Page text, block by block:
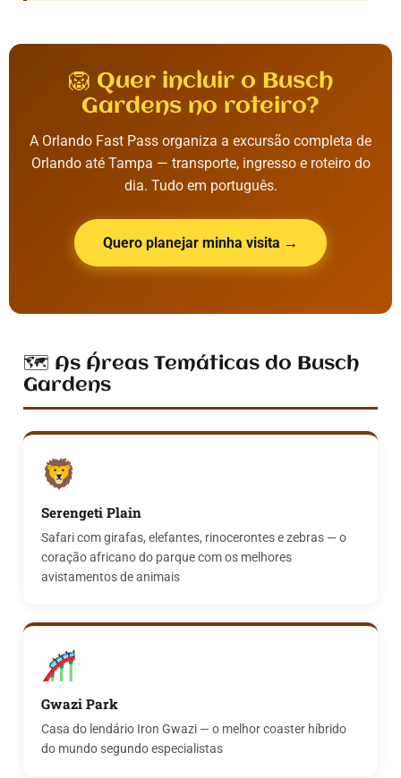
🦁 Quer incluir o Busch
Gardens no roteiro?
A Orlando Fast Pass organiza a excursão completa de
Orlando até Tampa — transporte, ingresso e roteiro do
dia. Tudo em português.
Quero planejar minha visita →
🗺️ As Áreas Temáticas do Busch
Gardens
🦁
Serengeti Plain
Safari com girafas, elefantes, rinocerontes e zebras — o
coração africano do parque com os melhores
avistamentos de animais
🎢
Gwazi Park
Casa do lendário Iron Gwazi — o melhor coaster híbrido
do mundo segundo especialistas